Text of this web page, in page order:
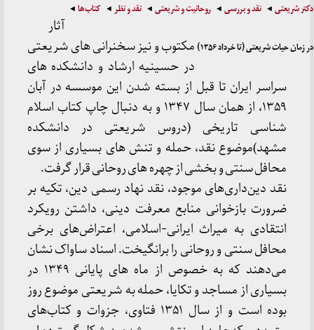
دکتر شریعتی نقد و بررسی روحانیت و شریعتی نقد و نظر کتاب‌ها
در زمان حیات شریعتی (تا خرداد ۱۳۵۶)
آثار
مکتوب و نیز سخنرانی های شریعتی
در حسینیه ارشاد و دانشکده های
سراسر ایران تا قبل از بسته شدن این موسسه در آبان
۱۳۵۹، از همان سال ۱۳۴۷ و به دنبال چاپ کتاب اسلام
شناسی تاریخی (دروس شریعتی در دانشکده
مشهد)موضوع نقد، حمله و تنش های بسیاری از سوی
محافل سنتی و بخشی از چهره های روحانی قرار گرفت.
نقد دین‌داری‌های موجود، نقد نهاد رسمی دین، تکیه بر
ضرورت بازخوانی منابع معرفت دینی، داشتن رویکرد
انتقادی به میراث ایرانی-اسلامی، اعتراض‌های برخی
محافل سنتی و روحانی را برانگیخت. اسناد ساواک نشان
می‌دهند که به خصوص از ماه های پایانی ۱۳۴۹ در
بسیاری از مساجد و تکایا، حمله به شریعتی موضوع روز
بوده است و از سال ۱۳۵۱ فتاوی، جزوات و کتاب‌های